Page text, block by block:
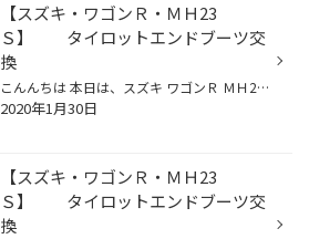
【スズキ・ワゴンＲ・ＭＨ23
Ｓ】 タイロットエンドブーツ交
換
こんんちは 本日は、スズキ ワゴンＲ ＭＨ23Ｓ のタイロットエンドブーツ交換のご紹介です。 今回はブーツがヒビ割れを起こしていましたので 切れる前に事前の交換になります。 交換方法です。 ナットを緩める前に割ピンが入っていますので抜きます。 ナットを緩めたらタイロットを外します。 ブー...
2020年1月30日
【スズキ・ワゴンＲ・ＭＨ23
Ｓ】 タイロットエンドブーツ交
換